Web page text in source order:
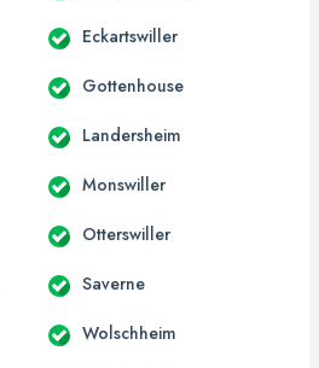
Eckartswiller
Gottenhouse
Landersheim
Monswiller
Otterswiller
Saverne
Wolschheim